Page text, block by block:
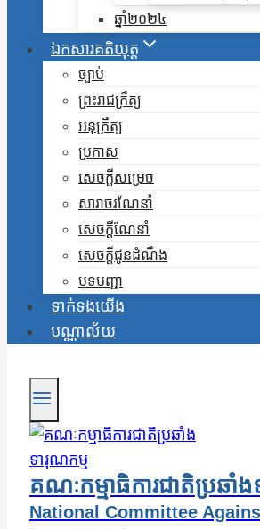
ឆ្នាំ២០២៤
ឯកសារគតិយុត្ត
ច្បាប់
ព្រះរាជក្រឹត្យ
អនុក្រឹត្យ
ប្រកាស
សេចក្តីសម្រេច
សារាចរណែនាំ
សេចក្តីណែនាំ
សេចក្តីជូនដំណឹង
បទបញ្ជា
ទាក់ទងយើង
បណ្ណាល័យ
គណៈកម្មាធិការជាតិប្រឆាំ
National Committee